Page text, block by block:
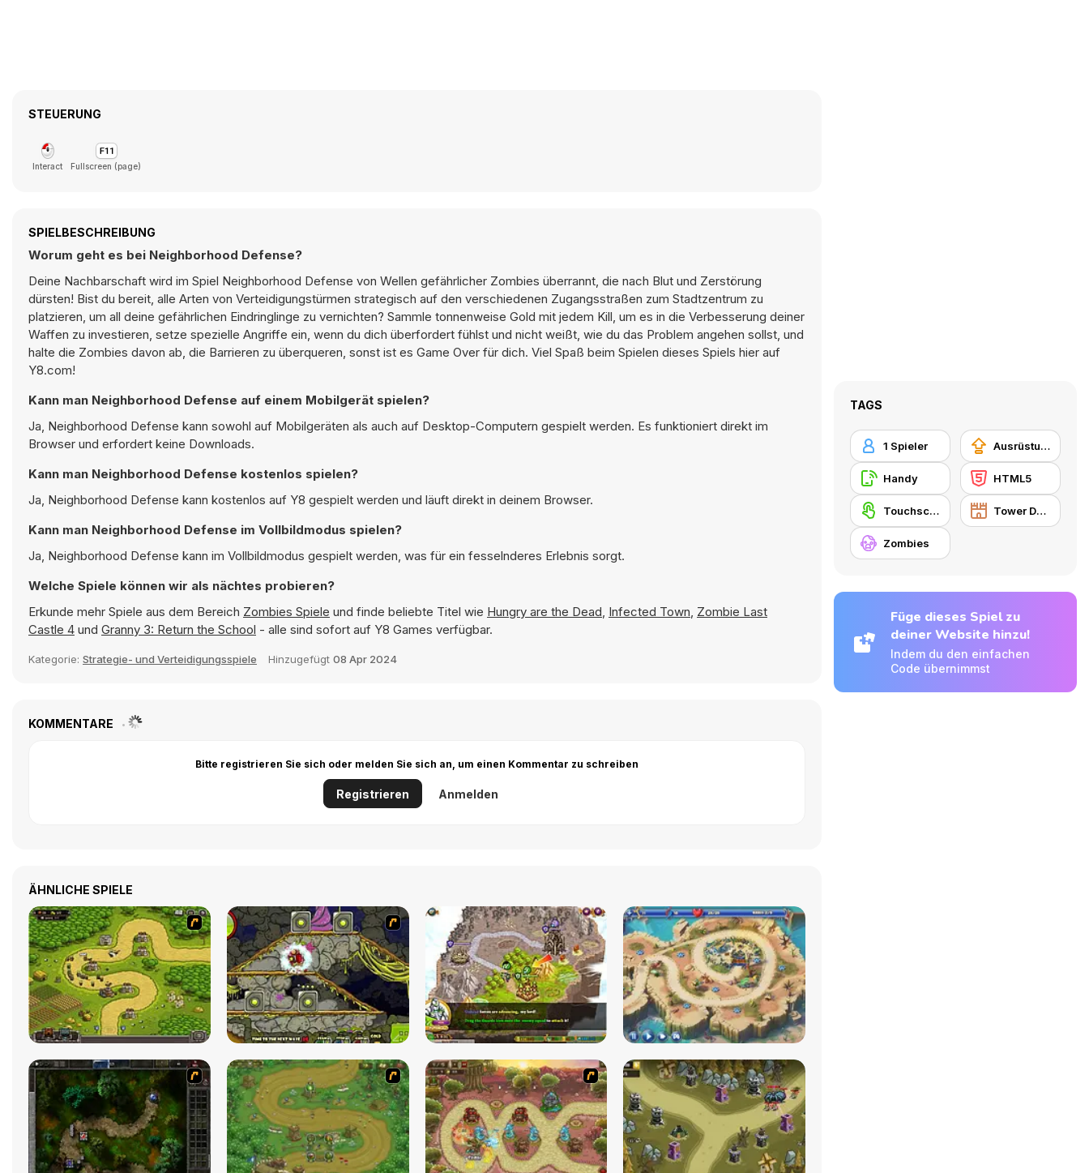
STEUERUNG
Interact Fullscreen (page)
SPIELBESCHREIBUNG
Worum geht es bei Neighborhood Defense?
Deine Nachbarschaft wird im Spiel Neighborhood Defense von Wellen gefährlicher Zombies überrannt, die nach Blut und Zerstörung
dürsten! Bist du bereit, alle Arten von Verteidigungstürmen strategisch auf den verschiedenen Zugangsstraßen zum Stadtzentrum zu
platzieren, um all deine gefährlichen Eindringlinge zu vernichten? Sammle tonnenweise Gold mit jedem Kill, um es in die Verbesserung deiner
Waffen zu investieren, setze spezielle Angriffe ein, wenn du dich überfordert fühlst und nicht weißt, wie du das Problem angehen sollst, und
halte die Zombies davon ab, die Barrieren zu überqueren, sonst ist es Game Over für dich. Viel Spaß beim Spielen dieses Spiels hier auf
Y8.com!
Kann man Neighborhood Defense auf einem Mobilgerät spielen?
Ja, Neighborhood Defense kann sowohl auf Mobilgeräten als auch auf Desktop-Computern gespielt werden. Es funktioniert direkt im
Browser und erfordert keine Downloads.
Kann man Neighborhood Defense kostenlos spielen?
Ja, Neighborhood Defense kann kostenlos auf Y8 gespielt werden und läuft direkt in deinem Browser.
Kann man Neighborhood Defense im Vollbildmodus spielen?
Ja, Neighborhood Defense kann im Vollbildmodus gespielt werden, was für ein fesselnderes Erlebnis sorgt.
Welche Spiele können wir als nächtes probieren?
Erkunde mehr Spiele aus dem Bereich Zombies Spiele und finde beliebte Titel wie Hungry are the Dead, Infected Town, Zombie Last
Castle 4 und Granny 3: Return the School - alle sind sofort auf Y8 Games verfügbar.
Kategorie: Strategie- und Verteidigungsspiele Hinzugefügt 08 Apr 2024
KOMMENTARE
Bitte registrieren Sie sich oder melden Sie sich an, um einen Kommentar zu schreiben
Registrieren Anmelden
ÄHNLICHE SPIELE
TAGS
1 Spieler Ausrüstungs-Upgrade kaufen
Handy HTML5
Touchscreen Tower Defense
Zombies
Füge dieses Spiel zu
deiner Website hinzu!
Indem du den einfachen
Code übernimmst